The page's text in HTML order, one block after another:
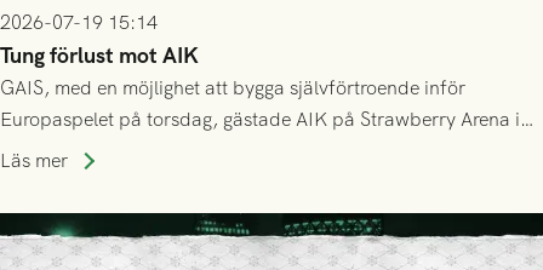
2026-07-19 15:14
Tung förlust mot AIK
GAIS, med en möjlighet att bygga självförtroende inför
Europaspelet på torsdag, gästade AIK på Strawberry Arena i
Stockholm . Men trots konstant hotande i första halvlek av
lyckades få in 2-0.
Läs mer